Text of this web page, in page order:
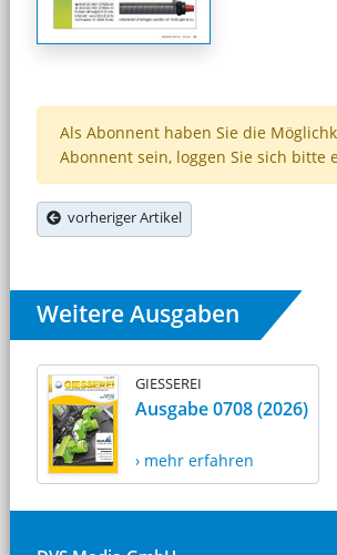
Als Abonnent haben Sie die
Abonnent sein, loggen Sie sich bitte
vorheriger Artikel
Weitere Ausgaben
GIESSEREI
Ausgabe 0708 (2026)
› mehr erfahren